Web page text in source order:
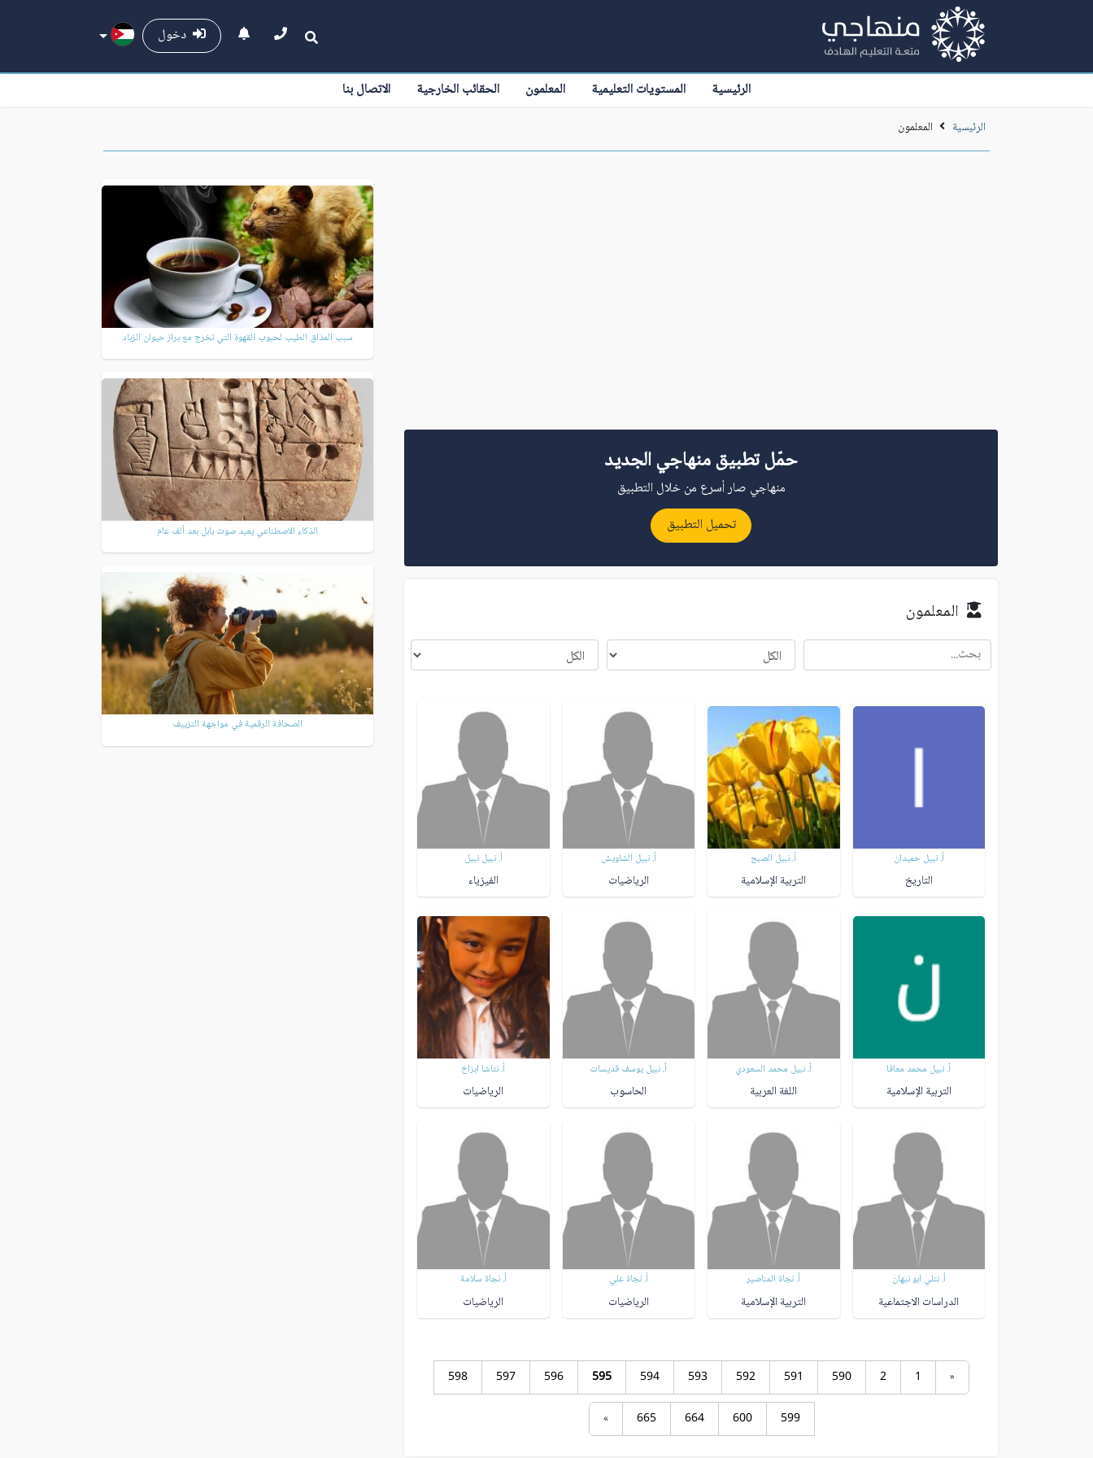
دخول
الرئيسية المستويات التعليمية المعلمون الحقائب الخارجية الاتصال بنا
الرئيسية المعلمون
حمّل تطبيق منهاجي الجديد
منهاجي صار أسرع من خلال التطبيق
تحميل التطبيق
المعلمون
أ. نبيل حميدان
التاريخ
أ. نبيل الصبح
التربية الإسلامية
أ. نبيل الشاويش
الرياضيات
أ. نبيل نبيل
الفيزياء
أ. نبيل محمد معافا
التربية الإسلامية
أ. نبيل محمد السعودي
اللغة العربية
أ. نبيل يوسف قديسات
الحاسوب
أ. نتاشا ابزاخ
الرياضيات
أ. نتلي ابو نبهان
الدراسات الاجتماعية
أ. نجاة المناصير
التربية الإسلامية
أ. نجاة علي
الرياضيات
أ. نجاة سلامة
الرياضيات
«
1
2
590
591
592
593
594
595
596
597
598
599
600
664
665
»
سبب المذاق الطيب لحبوب القهوة التي تخرج مع براز حيوان الزباد
الذكاء الاصطناعي يعيد صوت بابل بعد ألف عام
الصحافة الرقمية في مواجهة التزييف